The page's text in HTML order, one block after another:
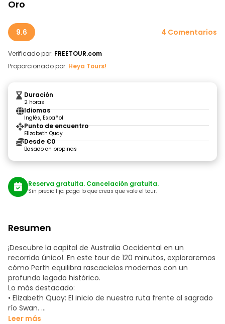
Oro
9.6 4 Comentarios
Verificado por: FREETOUR.com
Proporcionado por: Heya Tours!
Duración
2 horas
Idiomas
Inglés, Español
Punto de encuentro
Elizabeth Quay
Desde €0
Basado en propinas
Reserva gratuita. Cancelación gratuita.
Sin precio fijo: paga lo que creas que vale el tour.
Resumen
¡Descubre la capital de Australia Occidental en un
recorrido único!. En este tour de 120 minutos, exploraremos
cómo Perth equilibra rascacielos modernos con un
profundo legado histórico.
Lo más destacado:
•⁠ ⁠Elizabeth Quay: El inicio de nuestra ruta frente al sagrado
río Swan.
•⁠ ⁠The Bell Tower: Una torre de cristal con campanas
Leer más